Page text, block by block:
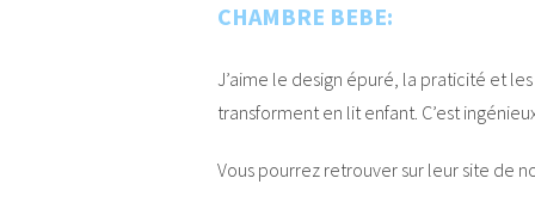
CHAMBRE BEBE:
J’aime le design épuré, la praticité et
transforment en lit enfant. C’est
Vous pourrez retrouver sur leur site de